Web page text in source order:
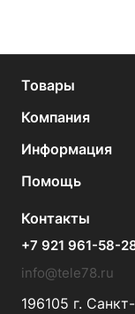
Товары
Компания
Информация
Помощь
Контакты
+7 921 961-58-
info@tele78.ru
196105 г.